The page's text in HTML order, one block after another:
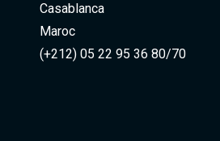
Casablanca
Maroc
(+212) 05 22 95 36 80/70